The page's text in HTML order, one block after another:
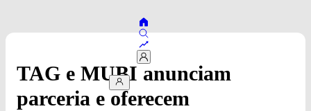
TAG e MUBI anunciam
parceria e oferecem